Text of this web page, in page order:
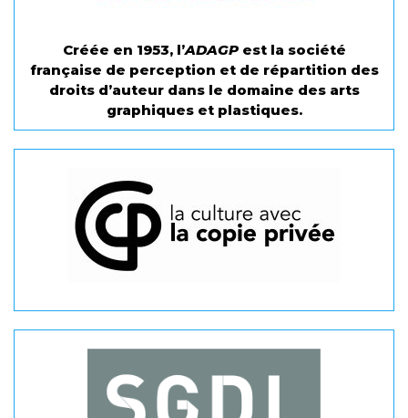
Créée en 1953, l’ADAGPest la société
française de perception et de répartition des
droits d’auteur dans le domaine des arts
graphiques et plastiques.